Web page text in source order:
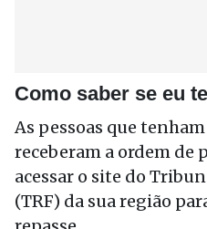
Como saber se eu
As pessoas que
receberam a ordem de
acessar o site do
(TRF) da sua região